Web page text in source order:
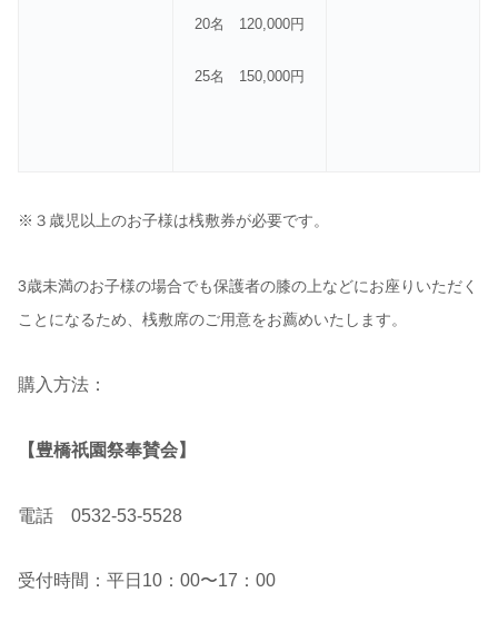
20名 120,000円
25名 150,000円
※３歳児以上のお子様は桟敷券が必要です。
3歳未満のお子様の場合でも保護者の膝の上などにお座りいただく
ことになるため、桟敷席のご用意をお薦めいたします。
購入方法：
【豊橋祇園祭奉賛会】
電話 0532-53-5528
受付時間：平日10：00〜17：00